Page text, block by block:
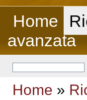
Home
avanzata
Home »